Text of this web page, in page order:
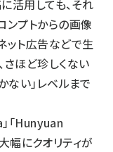
活用しても、それ
ンプトからの画像
ット広告などで生
ほど珍しくない
ない」レベルまで
」「Hunyuan
幅にクオリティが